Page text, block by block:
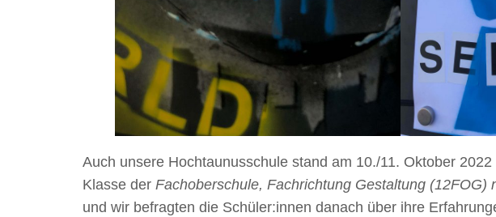
Auch unsere Hochtaunusschule stand am 10./11. Oktober
Klasse der Fachoberschule, Fachrichtung Gestaltung
und wir befragten die Schüler:innen danach über ihre